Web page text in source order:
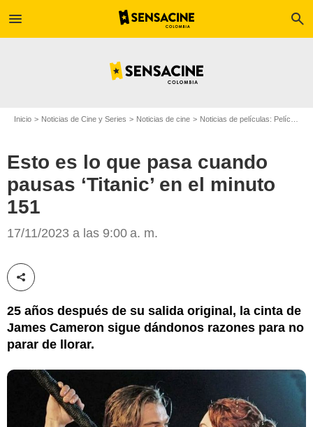
menu search
Inicio Noticias de Cine y Series Noticias de cine Noticias de películas: Película - ¿Sabías que...?
Esto es lo que pasa cuando
pausas ‘Titanic’ en el minuto
151
17/11/2023 a las 9:00 a. m.
Compartir esta noticia
25 años después de su salida original, la cinta de
James Cameron sigue dándonos razones para no
parar de llorar.